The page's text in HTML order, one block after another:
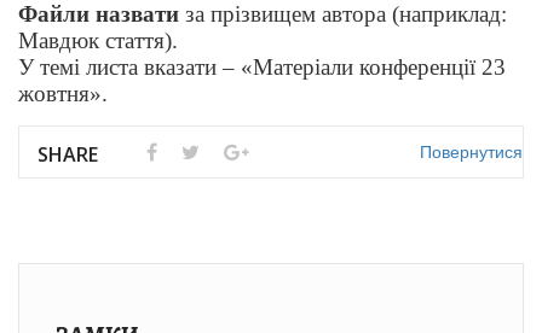
Файли назвати за прізвищем автора (наприклад:
Мавдюк стаття).
У темі листа вказати – «Матеріали конференції 23
жовтня».
SHARE Повернутися